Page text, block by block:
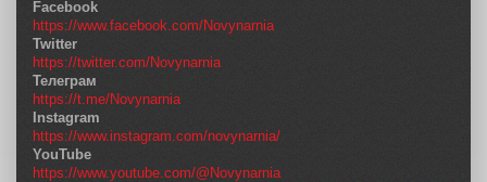
Facebook
https://www.facebook.com/Novynarnia
Twitter
https://twitter.com/Novynarnia
Телеграм
https://t.me/Novynarnia
Instagram
https://www.instagram.com/novynarnia/
YouTube
https://www.youtube.com/@Novynarnia